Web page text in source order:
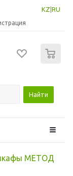
KZ RU
Найти
МЕТОД